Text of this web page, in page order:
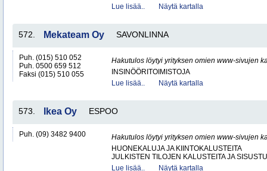
Lue lisää..
Näytä kartalla
572. Mekateam Oy SAVONLINNA
Puh. (015) 510 052
Puh. 0500 659 512
Faksi (015) 510 055
Hakutulos löytyi yrityksen omien www-sivujen
INSINÖÖRITOIMISTOJA
Lue lisää..
Näytä kartalla
573. Ikea Oy ESPOO
Puh. (09) 3482 9400
Hakutulos löytyi yrityksen omien www-sivujen
HUONEKALUJA JA KIINTOKALUSTEITA
JULKISTEN TILOJEN KALUSTEITA JA
Lue lisää..
Näytä kartalla